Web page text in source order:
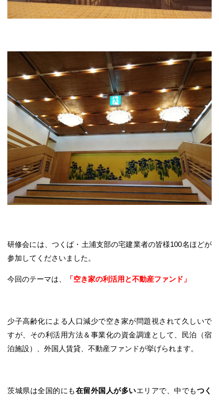
研修会には、つくば・土浦支部の宅建業者の皆様100名ほどが
参加してくださいました。
今回のテーマは、 「空き家の利活用と不動産ファンド」
少子高齢化による人口減少で空き家が問題視されて久しいで
すが、その利活用方法＆事業化の資金調達として、民泊（宿
泊施設）、外国人賃貸、不動産ファンドが挙げられます。
茨城県は全国的にも在留外国人が多いエリアで、中でもつく